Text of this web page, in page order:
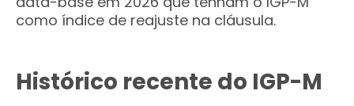
como índice de reajuste na cláusula.
Histórico recente do IGP-M